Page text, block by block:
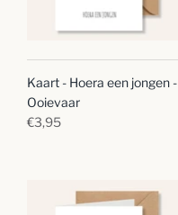
Kaart - Hoera een jongen -
Ooievaar
€3,95